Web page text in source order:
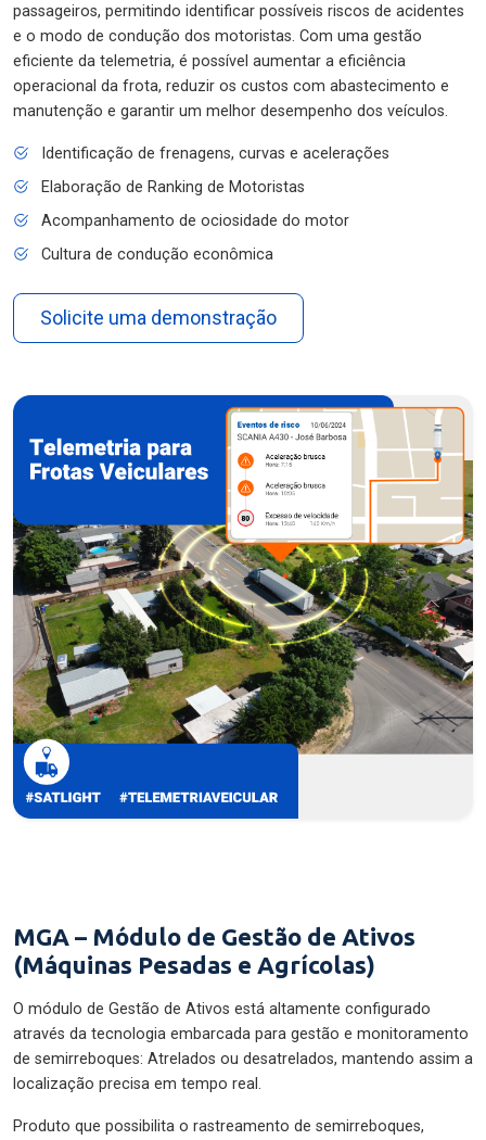
passageiros, permitindo identificar possíveis riscos de acidentes
e o modo de condução dos motoristas. Com uma gestão
eficiente da telemetria, é possível aumentar a eficiência
operacional da frota, reduzir os custos com abastecimento e
manutenção e garantir um melhor desempenho dos veículos.
Identificação de frenagens, curvas e acelerações
Elaboração de Ranking de Motoristas
Acompanhamento de ociosidade do motor
Cultura de condução econômica
Solicite uma demonstração
MGA – Módulo de Gestão de Ativos
(Máquinas Pesadas e Agrícolas)
O módulo de Gestão de Ativos está altamente configurado
através da tecnologia embarcada para gestão e monitoramento
de semirreboques: Atrelados ou desatrelados, mantendo assim a
localização precisa em tempo real.
Produto que possibilita o rastreamento de semirreboques,